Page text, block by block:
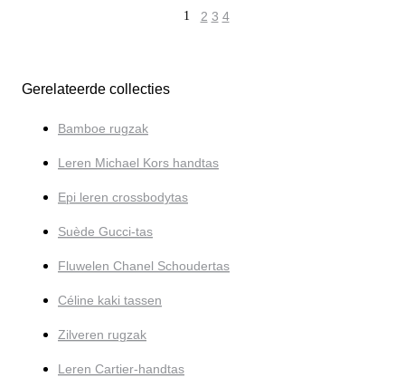
1 2 3 4
Gerelateerde collecties
Bamboe rugzak
Leren Michael Kors handtas
Epi leren crossbodytas
Suède Gucci-tas
Fluwelen Chanel Schoudertas
Céline kaki tassen
Zilveren rugzak
Leren Cartier-handtas